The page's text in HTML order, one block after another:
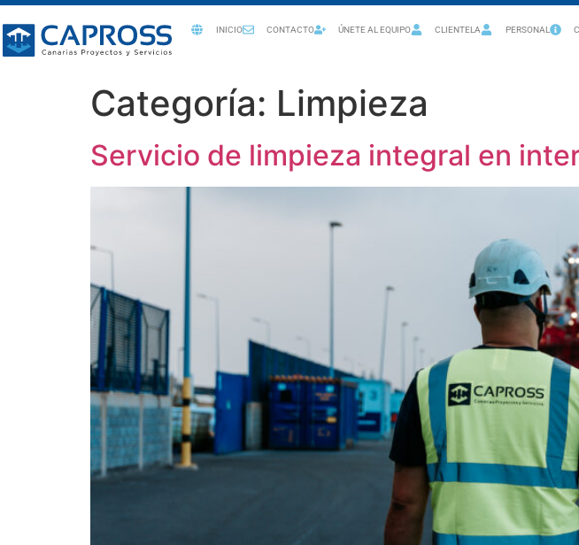
INICIO CONTACTO ÚNETE AL EQUIPO CLIENTELA PERSONAL
Categoría: Limpieza
Servicio de limpieza integral en